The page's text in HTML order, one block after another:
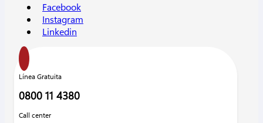
Facebook
Instagram
Linkedin
Línea Gratuita
0800 11 4380
Call center